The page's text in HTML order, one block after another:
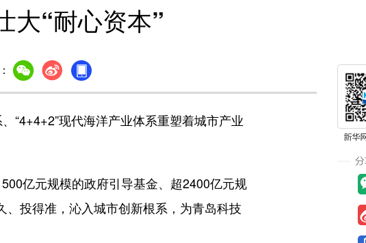
大“耐心资本”
“4+4+2”现代海洋产业体系重塑着城市产业
亿元规模的政府引导基金、超2400亿元规
投得准，沁入城市创新根系，为青岛科技